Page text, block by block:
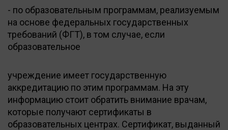
- по образовательным программам, реализуемым
на основе федеральных государственных
требований (ФГТ), в том случае, если
образовательное
учреждение имеет государственную
аккредитацию по этим программам. На эту
информацию стоит обратить внимание врачам,
которые получают сертификаты в
образовательных центрах. Сертификат, выданный